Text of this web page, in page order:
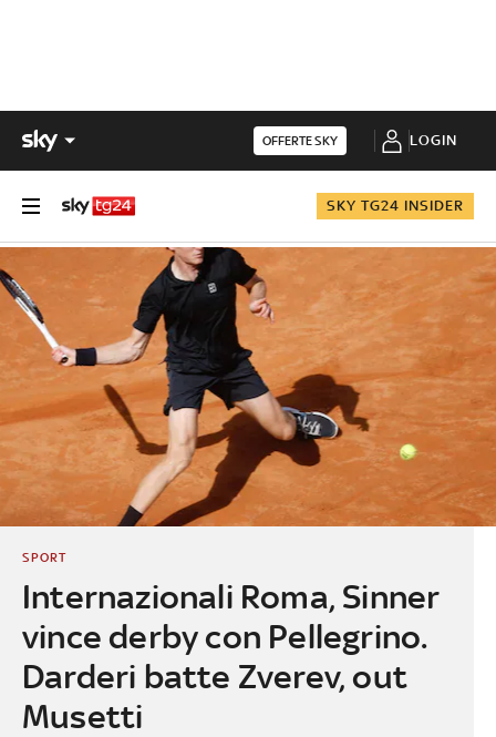
OFFERTE SKY LOGIN
SKY TG24 INSIDER
Internazionali Roma, Sinner
vince derby con Pellegrino.
Darderi batte Zverev, out
Musetti
SPORT